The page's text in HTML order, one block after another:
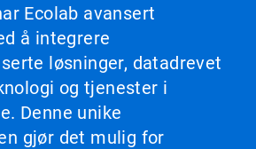
Ecolab avansert
å integrere
løsninger, datadrevet
og tjenester i
Denne unike
gjør det mulig for